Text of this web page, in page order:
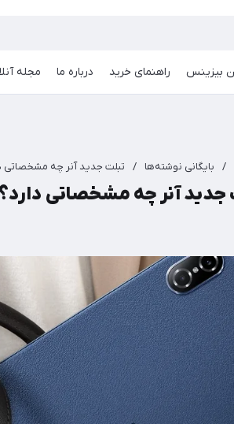
بیزینس راهنمای خرید درباره ما مجله
/ بایگانی نوشته‌ها / تبلت جدید آنر چه مشخصاتی
جدید آنر چه مشخصاتی دارد؟